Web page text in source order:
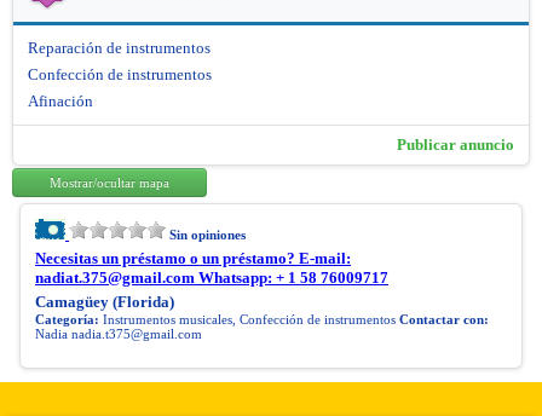
Reparación de instrumentos
Confección de instrumentos
Afinación
Publicar anuncio
Mostrar/ocultar mapa
Sin opiniones
Necesitas un préstamo o un préstamo? E-mail:
nadiat.375@gmail.com Whatsapp: + 1 58 76009717
Camagüey (Florida)
Categoría: Instrumentos musicales, Confección de instrumentos Contactar con:
Nadia nadia.t375@gmail.com